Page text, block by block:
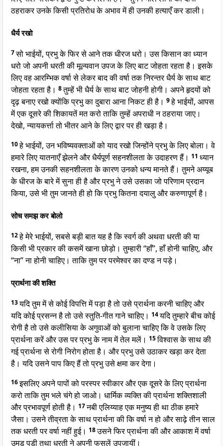
ठहराकर उनके किसी प्रतिरोध के अभाव में ही उनकी हत्याएँ कर डाली।
धैर्य रखो
7सो भाईयों, प्रभु के फिर से आने तक धीरज धरो। उस किसान का ध्यान
धरो जो अपनी धरती की मूल्यवान उपज के लिए बाट जोहता रहता है। इसके
लिए वह आरम्भिक वर्षा से लेकर बाद की वर्षा तक निरन्तर धैर्य के साथ बाट
जोहता रहता है। 8तुम्हें भी धैर्य के साथ बाट जोहनी होगी। अपने हृदयों को
दृढ़ बनाए रखो क्योंकि प्रभु का दुबारा आना निकट ही है। 9हे भाईयों, आपस
में एक दूसरे की शिकायतें मत करो ताकि तुम्हें अपराधी न ठहराया जाए।
देखो, न्यायकर्त्ता तो भीतर आने के लिए द्वार पर ही खड़ा है।
10हे भाईयों, उन भविष्यवक्ताओं को याद रखो जिन्होंने प्रभु के लिए बोला। वे
हमारे लिए यातनाएँ झेलने और धैर्यपूर्ण सहनशीलता के उदाहरण हैं। 11 ध्यान
रखना, हम उनकी सहनशीलता के कारण उनको धन्य मानते हैं। तुमने अय्यूब
के धीरज के बारे में सुना ही है और प्रभु ने उसे उसका जो परिणाम प्रदान
किया, उसे भी तुम जानते ही हो कि प्रभु कितना दयालु और करुणापूर्ण है।
सोच समझ कर बोलो
12हे मेरे भाईयों, सबसे बड़ी बात यह है कि स्वर्ग की अथवा धरती की या
किसी भी प्रकार की कसमें खाना छोड़ो। तुम्हारी “हाँ”, हाँ होनी चाहिए, और
“ना” ना होनी चाहिए। ताकि तुम पर परमेश्वर का दण्ड न पड़े।
प्रार्थना की शक्ति
13यदि तुम में से कोई विपत्ति में पड़ा है तो उसे प्रार्थना करनी चाहिए और
यदि कोई प्रसन्न है तो उसे स्तुति-गीत गाने चाहिए। 14यदि तुम्हारे बीच कोई
रोगी है तो उसे कलीसिया के अगुवाओं को बुलाना चाहिए कि वे उसके लिए
प्रार्थना करें और उस पर प्रभु के नाम में तेल मलें। 15विश्वास के साथ की
गई प्रार्थना से रोगी निरोग होता है। और प्रभु उसे उठाकर खड़ा कर देता
है। यदि उसने पाप किए हैं तो प्रभु उसे क्षमा कर देगा।
16इसलिए अपने पापों को परस्पर स्वीकार और एक दूसरे के लिए प्रार्थना
करो ताकि तुम भले चंगे हो जाओ। धार्मिक व्यक्ति की प्रार्थना शक्तिशाली
और प्रभावपूर्ण होती है। 17नबी एलिय्याह एक मनुष्य ही था ठीक हमारे
जैसा। उसने तीव्रता के साथ प्रार्थना की कि वर्षा न हो और साढ़े तीन साल
तक धरती पर वर्षा नहीं हुई। 18उसने फिर प्रार्थना की और आकाश में वर्षा
उमड़ पड़ी तथा धरती ने अपनी फसलें उपजायीं।